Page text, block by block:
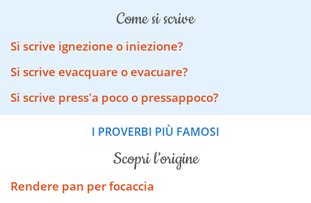
come si scrive
Si scrive ignezione o iniezione?
Si scrive evacquare o evacuare?
Si scrive press'a poco o pressappoco?
I PROVERBI PIÙ FAMOSI
scopri l’origine
Rendere pan per focaccia